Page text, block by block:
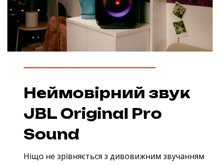
Неймовірний звук
JBL Original Pro
Sound
Ніщо не зрівняється з дивовижним звучанням